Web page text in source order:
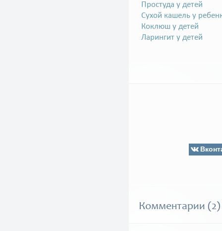
Простуда у детей
Сухой кашель у
Коклюш у детей
Ларингит у детей
Комментарии (2)